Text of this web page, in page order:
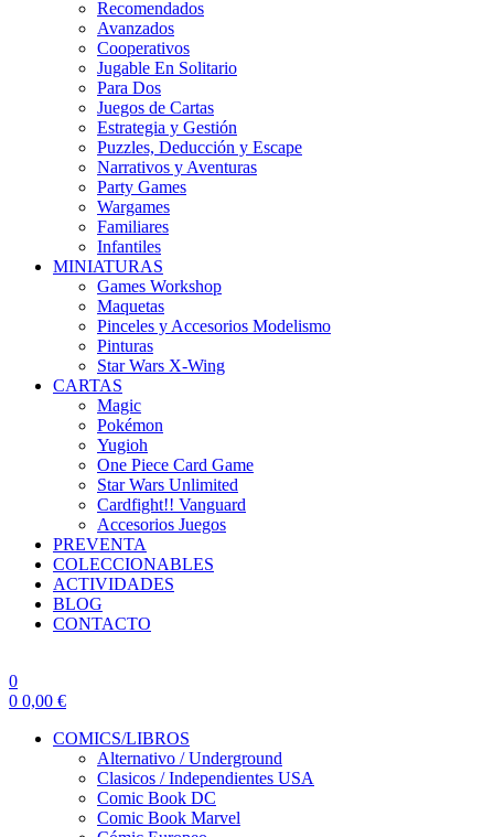
Recomendados
Avanzados
Cooperativos
Jugable En Solitario
Para Dos
Juegos de Cartas
Estrategia y Gestión
Puzzles, Deducción y Escape
Narrativos y Aventuras
Party Games
Wargames
Familiares
Infantiles
MINIATURAS
Games Workshop
Maquetas
Pinceles y Accesorios Modelismo
Pinturas
Star Wars X-Wing
CARTAS
Magic
Pokémon
Yugioh
One Piece Card Game
Star Wars Unlimited
Cardfight!! Vanguard
Accesorios Juegos
PREVENTA
COLECCIONABLES
ACTIVIDADES
BLOG
CONTACTO
0
0 0,00 €
COMICS/LIBROS
Alternativo / Underground
Clasicos / Independientes USA
Comic Book DC
Comic Book Marvel